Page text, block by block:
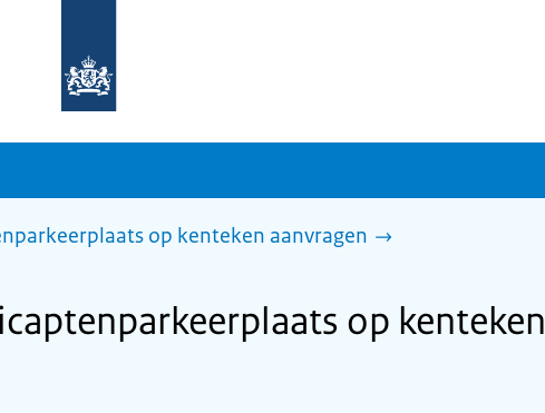
homepage
sdg.rijksoverheid.nl
op kenteken aanvragen
op kenteken